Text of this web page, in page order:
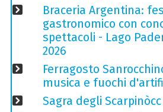
Braceria Argentina:
gastronomico con
spettacoli - Lago
2026
Ferragosto
musica e fuochi
Sagra degli